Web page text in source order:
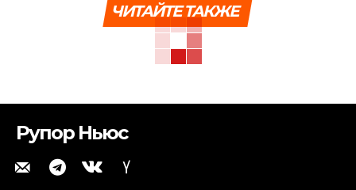
ЧИТАЙТЕ ТАКЖЕ
Рупор Ньюс